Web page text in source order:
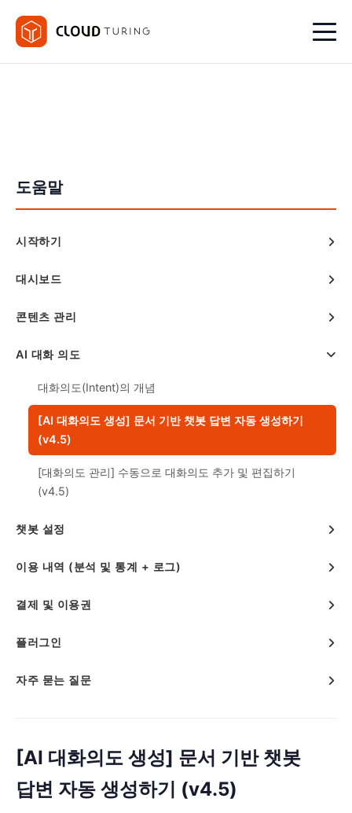
도움말
시작하기
대시보드
콘텐츠 관리
AI 대화 의도
대화의도(Intent)의 개념
[AI 대화의도 생성] 문서 기반 챗봇 답변 자동 생성하기
(v4.5)
[대화의도 관리] 수동으로 대화의도 추가 및 편집하기
(v4.5)
챗봇 설정
이용 내역 (분석 및 통계 + 로그)
결제 및 이용권
플러그인
자주 묻는 질문
[AI 대화의도 생성] 문서 기반 챗봇
답변 자동 생성하기 (v4.5)